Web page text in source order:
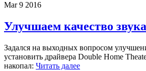
Mar 9 2016
Улучшаем качество
Задался на выходных вопросом
установить драйвера Double Home
накопал: Читать далее